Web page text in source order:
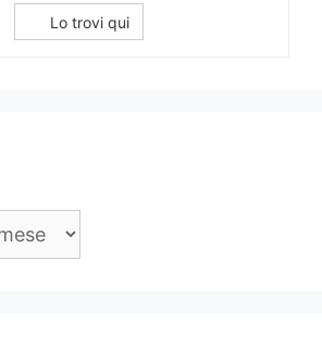
Lo trovi qui